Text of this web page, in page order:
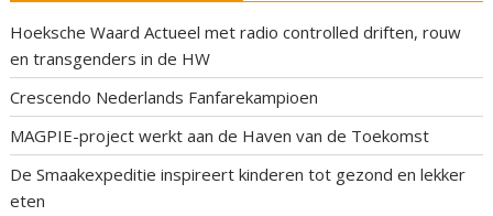
Hoeksche Waard Actueel met radio controlled driften, rouw
en transgenders in de HW
Crescendo Nederlands Fanfarekampioen
MAGPIE-project werkt aan de Haven van de Toekomst
De Smaakexpeditie inspireert kinderen tot gezond en lekker
eten